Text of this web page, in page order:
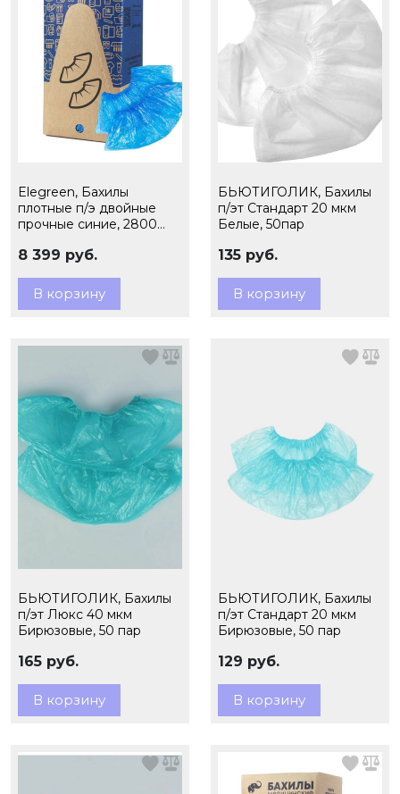
Elegreen, Бахилы
плотные п/э двойные
прочные синие, 2800
8 399 руб.
В корзину
БЬЮТИГОЛИК, Бахилы
п/эт Стандарт 20 мкм
Белые, 50пар
135 руб.
В корзину
БЬЮТИГОЛИК, Бахилы
п/эт Люкс 40 мкм
Бирюзовые, 50 пар
165 руб.
В корзину
БЬЮТИГОЛИК, Бахилы
п/эт Стандарт 20 мкм
Бирюзовые, 50 пар
129 руб.
В корзину